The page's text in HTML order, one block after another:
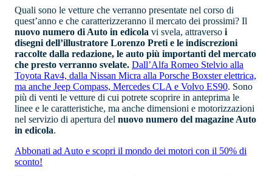
Quali sono le vetture che verranno presentate nel corso di
quest’anno e che caratterizzeranno il mercato dei prossimi? Il
nuovo numero di Auto in edicola vi svela, attraverso i
disegni dell’illustratore Lorenzo Preti e le indiscrezioni
raccolte dalla redazione, le auto più importanti del mercato
che presto verranno svelate. Dall’Alfa Romeo Stelvio alla
Toyota Rav4, dalla Nissan Micra alla Porsche Boxster elettrica,
ma anche Jeep Compass, Mercedes CLA e Volvo ES90. Sono
più di venti le vetture di cui potrete scoprire in anteprima le
linee e le caratteristiche, ma anche dimensioni e motorizzazioni
nel servizio di apertura del nuovo numero del magazine Auto
in edicola.
Abbonati ad Auto e scopri il mondo dei motori con il 50% di
sconto!